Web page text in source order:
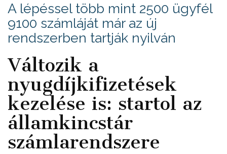
A lépéssel több mint 2500 ügyfél
9100 számláját már az új
rendszerben tartják nyilván
Változik a
nyugdíjkifizetések
kezelése is: startol az
államkincstár
számlarendszere